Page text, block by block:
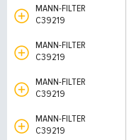
MANN-FILTER
C39219
MANN-FILTER
C39219
MANN-FILTER
C39219
MANN-FILTER
C39219